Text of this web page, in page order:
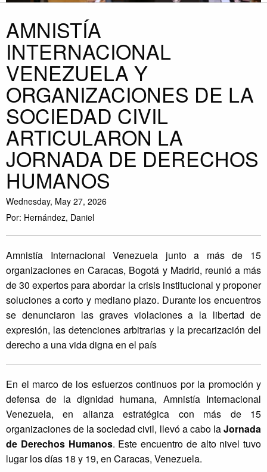
AMNISTÍA
INTERNACIONAL
VENEZUELA Y
ORGANIZACIONES DE LA
SOCIEDAD CIVIL
ARTICULARON LA
JORNADA DE DERECHOS
HUMANOS
Wednesday, May 27, 2026
Por: Hernández, Daniel
Amnistía Internacional Venezuela junto a más de 15
organizaciones en Caracas, Bogotá y Madrid, reunió a más
de 30 expertos para abordar la crisis institucional y proponer
soluciones a corto y mediano plazo. Durante los encuentros
se denunciaron las graves violaciones a la libertad de
expresión, las detenciones arbitrarias y la precarización del
derecho a una vida digna en el país
En el marco de los esfuerzos continuos por la promoción y
defensa de la dignidad humana, Amnistía Internacional
Venezuela, en alianza estratégica con más de 15
organizaciones de la sociedad civil, llevó a cabo laJornada
de Derechos Humanos. Este encuentro de alto nivel tuvo
lugar los días 18 y 19, en Caracas, Venezuela.